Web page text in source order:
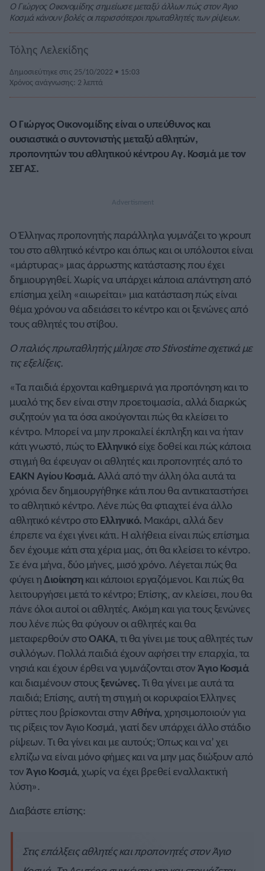
Ο Γιώργος Οικονομίδης σημείωσε μεταξύ άλλων πώς στον Άγιο
Κοσμά κάνουν βολές οι περισσότεροι πρωταθλητές των ρίψεων.
Τόλης Λελεκίδης
Δημοσιεύτηκε στις 25/10/2022 • 15:03
Χρόνος ανάγνωσης: 2 λεπτά
Ο Γιώργος Οικονομίδηςείναι ο υπεύθυνος και
ουσιαστικά ο συντονιστής μεταξύ αθλητών,
προπονητών του αθλητικού κέντρου Αγ. Κοσμά με τον
ΣΕΓΑΣ.
Ο Έλληνας προπονητής παράλληλα γυμνάζει το γκρουπ
του στο αθλητικό κέντρο και όπως και οι υπόλοιποι είναι
«μάρτυρας» μιας άρρωστης κατάστασης που έχει
δημιουργηθεί. Χωρίς να υπάρχει κάποια απάντηση από
επίσημα χείλη «αιωρείται» μια κατάσταση πώς είναι
θέμα χρόνου να αδειάσει το κέντρο και οι ξενώνες από
τους αθλητές του στίβου.
Ο παλιός πρωταθλητής μίλησε στο Stivostime σχετικά με
τις εξελίξεις.
«Τα παιδιά έρχονται καθημερινά για προπόνηση και το
μυαλό της δεν είναι στην προετοιμασία, αλλά διαρκώς
συζητούν για τα όσα ακούγονται πώς θα κλείσει το
κέντρο. Μπορεί να μην προκαλεί έκπληξη και να ήταν
κάτι γνωστό, πώς το Ελληνικόείχε δοθεί και πώς κάποια
στιγμή θα έφευγαν οι αθλητές και προπονητές από το
ΕΑΚΝ Αγίου Κοσμά.Αλλά από την άλλη όλα αυτά τα
χρόνια δεν δημιουργήθηκε κάτι που θα αντικαταστήσει
το αθλητικό κέντρο. Λένε πώς θα φτιαχτεί ένα άλλο
αθλητικό κέντρο στο Ελληνικό. Μακάρι, αλλά δεν
έπρεπε να έχει γίνει κάτι. Η αλήθεια είναι πώς επίσημα
δεν έχουμε κάτι στα χέρια μας, ότι θα κλείσει το κέντρο.
Σε ένα μήνα, δύο μήνες, μισό χρόνο. Λέγεται πώς θα
φύγει ηΔιοίκησηκαι κάποιοι εργαζόμενοι. Και πώς θα
λειτουργήσει μετά το κέντρο; Επίσης, αν κλείσει, που θα
πάνε όλοι αυτοί οι αθλητές. Ακόμη και για τους ξενώνες
που λένε πώς θα φύγουν οι αθλητές και θα
μεταφερθούν στοΟΑΚΑ, τι θα γίνει με τους αθλητές των
συλλόγων. Πολλά παιδιά έχουν αφήσει την επαρχία, τα
νησιά και έχουν έρθει να γυμνάζονται στονΆγιο Κοσμά
και διαμένουν στους ξενώνες.Τι θα γίνει με αυτά τα
παιδιά; Επίσης, αυτή τη στιγμή οι κορυφαίοι Έλληνες
ρίπτες που βρίσκονται στηνΑθήνα, χρησιμοποιούν για
τις ρίξεις τον Άγιο Κοσμά, γιατί δεν υπάρχει άλλο στάδιο
ρίψεων. Τι θα γίνει και με αυτούς; Όπως και να’ χει
ελπίζω να είναι μόνο φήμες και να μην μας διώξουν από
τονΆγιο Κοσμά, χωρίς να έχει βρεθεί εναλλακτική
λύση».
Διαβάστε επίσης:
Στις επάλξεις αθλητές και προπονητές στον Άγιο